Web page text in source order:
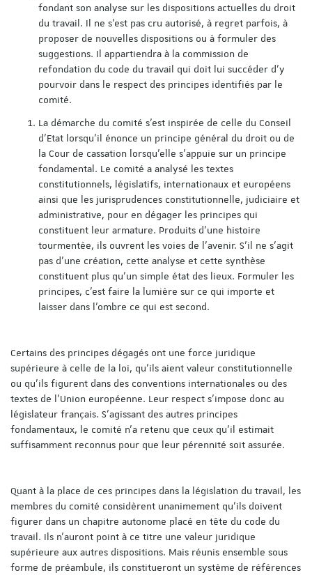
fondant son analyse sur les dispositions actuelles du droit
du travail. Il ne s'est pas cru autorisé, à regret parfois, à
proposer de nouvelles dispositions ou à formuler des
suggestions. Il appartiendra à la commission de
refondation du code du travail qui doit lui succéder d'y
pourvoir dans le respect des principes identifiés par le
comité.
La démarche du comité s'est inspirée de celle du Conseil
d'Etat lorsqu'il énonce un principe général du droit ou de
la Cour de cassation lorsqu'elle s'appuie sur un principe
fondamental. Le comité a analysé les textes
constitutionnels, législatifs, internationaux et européens
ainsi que les jurisprudences constitutionnelle, judiciaire et
administrative, pour en dégager les principes qui
constituent leur armature. Produits d'une histoire
tourmentée, ils ouvrent les voies de l'avenir. S'il ne s'agit
pas d'une création, cette analyse et cette synthèse
constituent plus qu'un simple état des lieux. Formuler les
principes, c'est faire la lumière sur ce qui importe et
laisser dans l'ombre ce qui est second.
Certains des principes dégagés ont une force juridique
supérieure à celle de la loi, qu'ils aient valeur constitutionnelle
ou qu'ils figurent dans des conventions internationales ou des
textes de l'Union européenne. Leur respect s'impose donc au
législateur français. S'agissant des autres principes
fondamentaux, le comité n'a retenu que ceux qu'il estimait
suffisamment reconnus pour que leur pérennité soit assurée.
Quant à la place de ces principes dans la législation du travail, les
membres du comité considèrent unanimement qu'ils doivent
figurer dans un chapitre autonome placé en tête du code du
travail. Ils n'auront point à ce titre une valeur juridique
supérieure aux autres dispositions. Mais réunis ensemble sous
forme de préambule, ils constitueront un système de références